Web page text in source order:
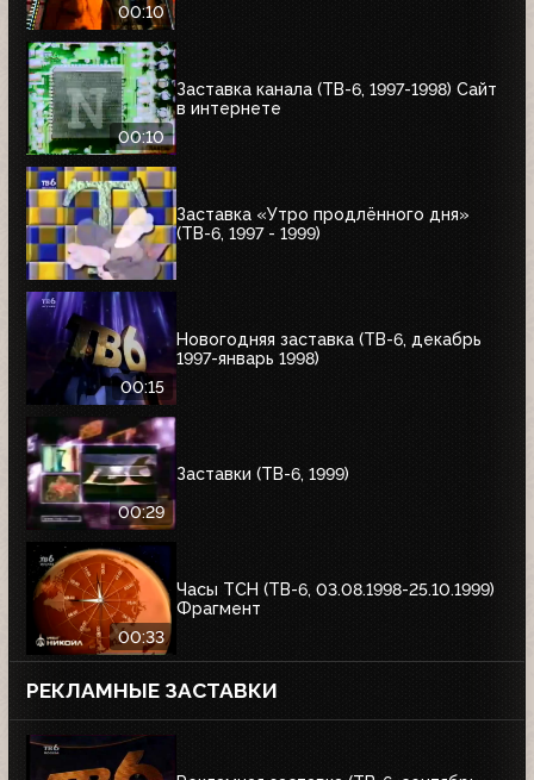
00:10
00:10
Заставка канала (ТВ-6, 1997-1998) Сайт
в интернете
Заставка «Утро продлённого дня»
(ТВ-6, 1997 - 1999)
00:15
Новогодняя заставка (ТВ-6, декабрь
1997-январь 1998)
00:29
Заставки (ТВ-6, 1999)
00:33
Часы ТСН (ТВ-6, 03.08.1998-25.10.1999)
Фрагмент
РЕКЛАМНЫЕ ЗАСТАВКИ